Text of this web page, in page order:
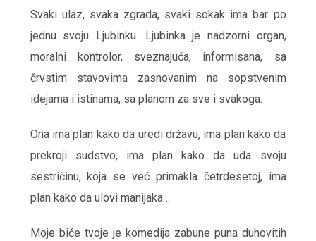
Svaki ulaz, svaka zgrada, svaki sokak ima bar po
jednu svoju Ljubinku. Ljubinka je nadzorni organ,
moralni kontrolor, sveznajuća, informisana, sa
črvstim stavovima zasnovanim na sopstvenim
idejama i istinama, sa planom za sve i svakoga.
Ona ima plan kako da uredi državu, ima plan kako da
prekroji sudstvo, ima plan kako da uda svoju
sestričinu, koja se već primakla četrdesetoj, ima
plan kako da ulovi manijaka…
Moje biće tvoje je komedija zabune puna duhovitih